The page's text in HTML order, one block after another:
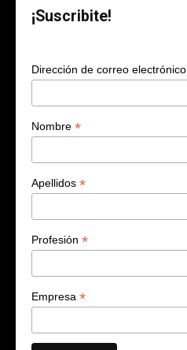
¡Suscribite!
Dirección de correo electrónico
Nombre *
Apellidos *
Profesión *
Empresa *